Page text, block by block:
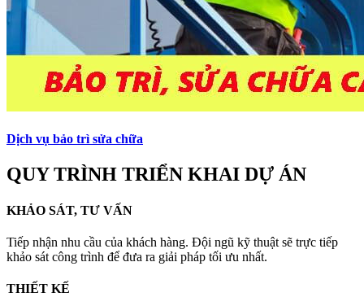
Dịch vụ bảo trì sửa chữa
QUY TRÌNH TRIỂN KHAI DỰ ÁN
KHẢO SÁT, TƯ VẤN
Tiếp nhận nhu cầu của khách hàng. Đội ngũ kỹ thuật sẽ trực tiếp
khảo sát công trình để đưa ra giải pháp tối ưu nhất.
THIẾT KẾ